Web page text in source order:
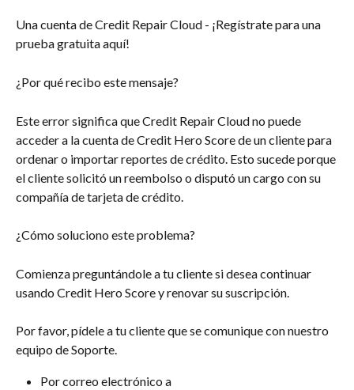
Una cuenta de Credit Repair Cloud - ¡Regístrate para una
prueba gratuita aquí!
¿Por qué recibo este mensaje?
Este error significa que Credit Repair Cloud no puede
acceder a la cuenta de Credit Hero Score de un cliente para
ordenar o importar reportes de crédito. Esto sucede porque
el cliente solicitó un reembolso o disputó un cargo con su
compañía de tarjeta de crédito.
¿Cómo soluciono este problema?
Comienza preguntándole a tu cliente si desea continuar
usando Credit Hero Score y renovar su suscripción.
Por favor, pídele a tu cliente que se comunique con nuestro
equipo de Soporte.
Por correo electrónico a